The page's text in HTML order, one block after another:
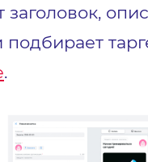
заголовок,
подбирает
.